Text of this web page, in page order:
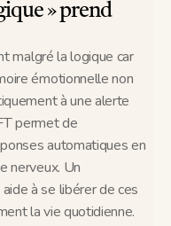
» prend
malgré la logique car
émotionnelle non
à une alerte
permet de
automatiques en
nerveux. Un
à se libérer de ces
la vie quotidienne.